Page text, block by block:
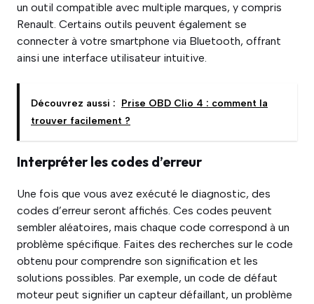
un outil compatible avec multiple marques, y compris
Renault. Certains outils peuvent également se
connecter à votre smartphone via Bluetooth, offrant
ainsi une interface utilisateur intuitive.
Découvrez aussi : Prise OBD Clio 4 : comment la
trouver facilement ?
Interpréter les codes d’erreur
Une fois que vous avez exécuté le diagnostic, des
codes d’erreur seront affichés. Ces codes peuvent
sembler aléatoires, mais chaque code correspond à un
problème spécifique. Faites des recherches sur le code
obtenu pour comprendre son signification et les
solutions possibles. Par exemple, un code de défaut
moteur peut signifier un capteur défaillant, un problème